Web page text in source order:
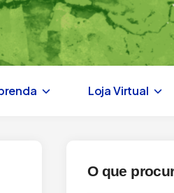
Loja Virtual
O que